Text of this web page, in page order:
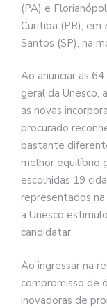
(PA) e
Curitiba (PR), em
Santos (SP), na
Ao anunciar as
geral da Unesco,
as novas
procurado
bastante
melhor equilíbrio
escolhidas 19
representados
a Unesco
candidatar.
Ao ingressar na
compromisso de
inovadoras de